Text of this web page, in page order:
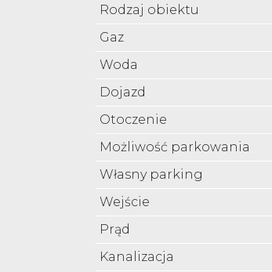
Rodzaj obiektu
Gaz
Woda
Dojazd
Otoczenie
Możliwość parkowania
Własny parking
Wejście
Prąd
Kanalizacja